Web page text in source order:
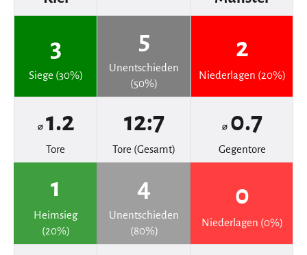
3
Siege (30%)
5
Unentschieden
(50%)
2
Niederlagen (20%)
⌀ 1.2
Tore
12:7
Tore (Gesamt)
⌀ 0.7
Gegentore
1
Heimsieg
(20%)
4
Unentschieden
(80%)
0
Niederlagen (0%)